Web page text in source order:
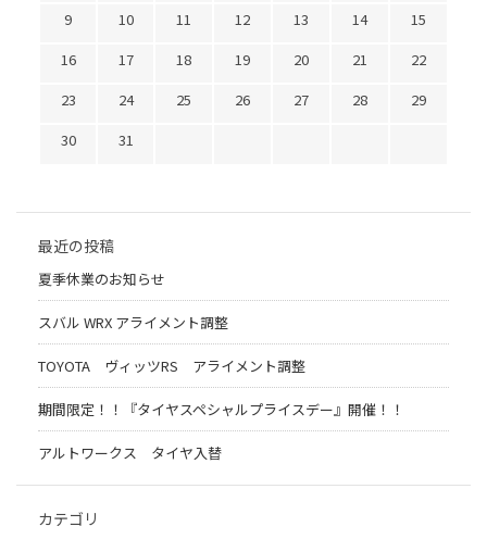
9 10 11 12 13 14
15
16
17 18 19 20 21
22
23
24 25 26 27 28
29
30
31
最近の投稿
夏季休業のお知らせ
スバル WRX アライメント調整
TOYOTA ヴィッツRS アライメント調整
期間限定！！『タイヤスペシャルプライスデー』開催！！
アルトワークス タイヤ入替
カテゴリ